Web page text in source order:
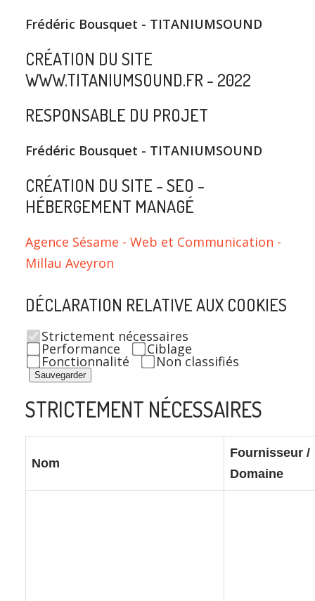
Frédéric Bousquet - TITANIUMSOUND
CRÉATION DU SITE
WWW.TITANIUMSOUND.FR - 2022
RESPONSABLE DU PROJET
Frédéric Bousquet - TITANIUMSOUND
CRÉATION DU SITE - SEO -
HÉBERGEMENT MANAGÉ
Agence Sésame - Web et Communication -
Millau Aveyron
DÉCLARATION RELATIVE AUX COOKIES
Strictement nécessaires
Performance Ciblage
Fonctionnalité Non classifiés
Sauvegarder
STRICTEMENT NÉCESSAIRES
Nom
Fournisseur /
Domaine